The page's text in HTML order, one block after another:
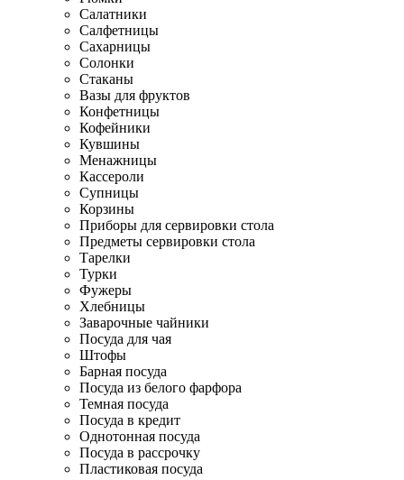
Салатники
Салфетницы
Сахарницы
Солонки
Стаканы
Вазы для фруктов
Конфетницы
Кофейники
Кувшины
Менажницы
Кассероли
Супницы
Корзины
Приборы для сервировки стола
Предметы сервировки стола
Тарелки
Турки
Фужеры
Хлебницы
Заварочные чайники
Посуда для чая
Штофы
Барная посуда
Посуда из белого фарфора
Темная посуда
Посуда в кредит
Однотонная посуда
Посуда в рассрочку
Пластиковая посуда